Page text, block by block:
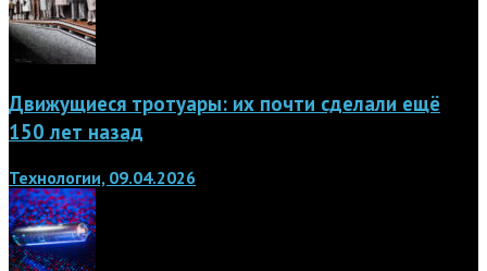
Движущиеся тротуары: их почти сделали ещё
150 лет назад
Технологии, 09.04.2026